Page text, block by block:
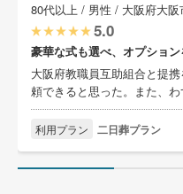
80代以上 / 男性 / 大阪府大阪
5.0
豪華な式も選べ、オプショ
大阪府教職員互助組合と提
頼できると思った。また、
利用プラン 二日葬プラン